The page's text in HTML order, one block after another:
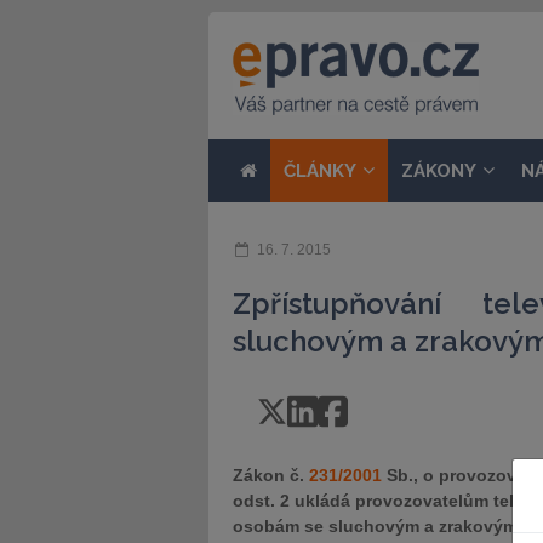
ČLÁNKY ZÁKONY
16. 7. 2015
Zpřístupňování
sluchovým a
Zákon č. 231/2001 Sb., o
odst. 2 ukládá provozovatelům
osobám se sluchovým a zrakovým